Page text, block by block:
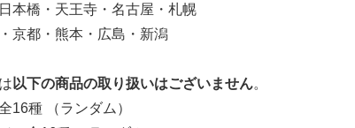
本橋・天王寺・名古屋・札幌
京都・熊本・広島・新潟
以下の商品の取り扱いはございません。
16種 （ランダム）